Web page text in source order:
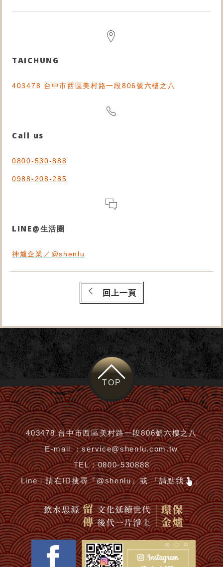
TAICHUNG
403478 台中市西區美村路一段806號六樓之八
Call us
0800-530-888
0988-208-285
LINE@生活圈
神爐企業／@shenlu
回上一頁
TOP
403478 台中市西區美村路一段806號六樓之八
E-mail ：service@shenlu.com.tw
TEL：0800-530888
Line：請在ID搜尋『@shenlu』或 「請點我 」